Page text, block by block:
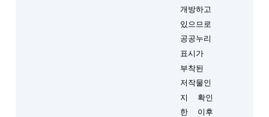
개방하고
있으므로
공공누리
표시가
부착된
저작물인
지 확인
한 이후